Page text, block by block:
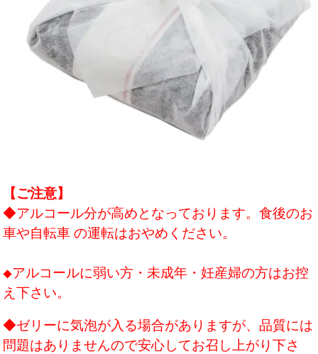
【ご注意】
◆アルコール分が高めとなっております。食後のお
車や自転車 の運転はおやめください。
◆アルコールに弱い方・未成年・妊産婦の方はお控
え下さい。
◆ゼリーに気泡が入る場合がありますが、品質には
問題はありませんので安心してお召し上がり下さ